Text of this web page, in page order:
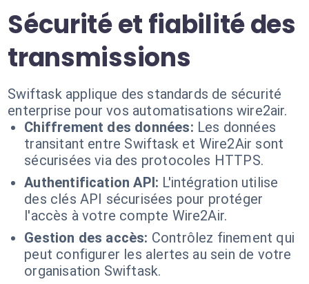
Sécurité et fiabilité des
transmissions
Swiftask applique des standards de sécurité
enterprise pour vos automatisations wire2air.
Chiffrement des données: Les données
transitant entre Swiftask et Wire2Air sont
sécurisées via des protocoles HTTPS.
Authentification API: L'intégration utilise
des clés API sécurisées pour protéger
l'accès à votre compte Wire2Air.
Gestion des accès: Contrôlez finement qui
peut configurer les alertes au sein de votre
organisation Swiftask.